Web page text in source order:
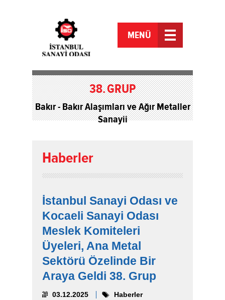
38.GRUP
Bakır - Bakır Alaşımları ve Ağır Metaller
Sanayii
MENÜ
Haberler
İstanbul Sanayi Odası ve
Kocaeli Sanayi Odası
Meslek Komiteleri
Üyeleri, Ana Metal
Sektörü Özelinde Bir
Araya Geldi 38. Grup
03.12.2025 Haberler